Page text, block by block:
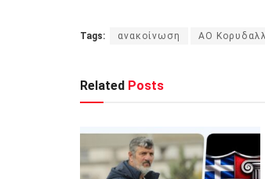
Tags: ανακοίνωση ΑΟ
Related Posts